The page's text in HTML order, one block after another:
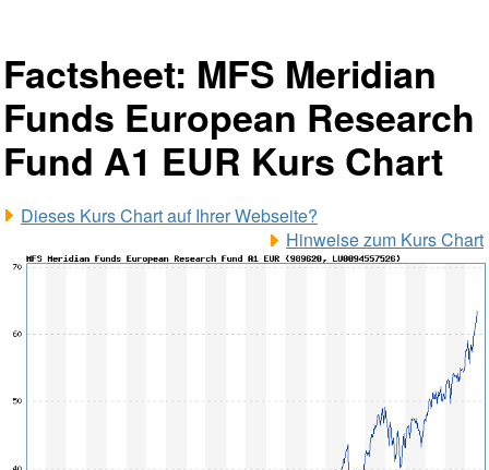
Factsheet: MFS Meridian
Funds European Research
Fund A1 EUR Kurs Chart
Dieses Kurs Chart auf Ihrer Webseite?
Hinweise zum Kurs Chart